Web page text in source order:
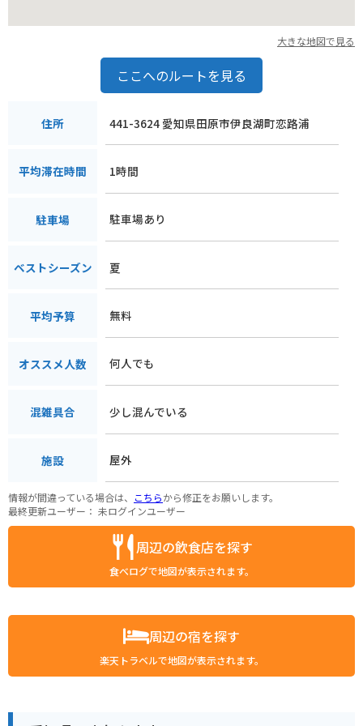
大きな地図で見る
ここへのルートを見る
住所 441-3624 愛知県田原市伊良湖町恋路浦
平均滞在時間 1時間
駐車場 駐車場あり
ベストシーズン 夏
平均予算 無料
オススメ人数 何人でも
混雑具合 少し混んでいる
施設 屋外
情報が間違っている場合は、 こちらから修正をお願いします。
最終更新ユーザー： 未ログインユーザー
周辺の飲食店を探す
食べログで地図が表示されます。
周辺の宿を探す
楽天トラベルで地図が表示されます。